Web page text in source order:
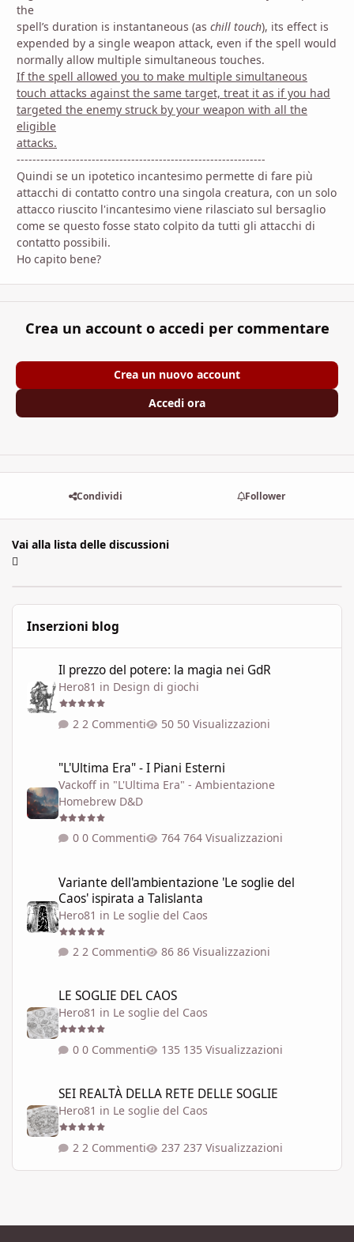
the
spell’s duration is instantaneous (as chill touch), its effect is
expended by a single weapon attack, even if the spell would
normally allow multiple simultaneous touches.
If the spell allowed you to make multiple simultaneous
touch attacks against the same target, treat it as if you had
targeted the enemy struck by your weapon with all the
eligible
attacks.
---------------------------------------------------------------
Quindi se un ipotetico incantesimo permette di fare più
attacchi di contatto contro una singola creatura, con un solo
attacco riuscito l'incantesimo viene rilasciato sul bersaglio
come se questo fosse stato colpito da tutti gli attacchi di
contatto possibili.
Ho capito bene?
Crea un account o accedi per commentare
Crea un nuovo account
Accedi ora
Condividi Follower
Vai alla lista delle discussioni
Inserzioni blog
Il prezzo del potere: la magia nei GdR
Hero81 in Design di giochi
2 Commenti 50 Visualizzazioni
"L'Ultima Era" - I Piani Esterni
Vackoff in "L'Ultima Era" - Ambientazione
Homebrew D&D
0 Commenti 764 Visualizzazioni
Variante dell'ambientazione 'Le soglie del
Caos' ispirata a Talislanta
Hero81 in Le soglie del Caos
2 Commenti 86 Visualizzazioni
LE SOGLIE DEL CAOS
Hero81 in Le soglie del Caos
0 Commenti 135 Visualizzazioni
SEI REALTÀ DELLA RETE DELLE SOGLIE
Hero81 in Le soglie del Caos
2 Commenti 237 Visualizzazioni